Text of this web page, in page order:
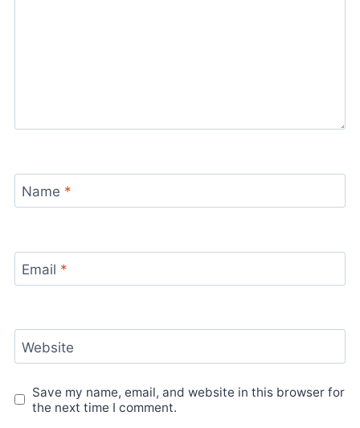
Name *
Email *
Website
Save my name, email, and website in this browser for
the next time I comment.